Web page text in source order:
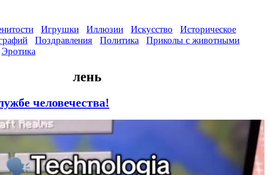
Игрушки Иллюзии Искусство
Историческое
Поздравления Политика
Приколы с животными
Эротика
лень
человечества!